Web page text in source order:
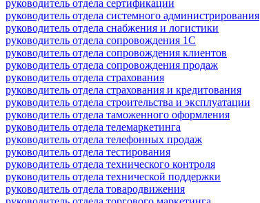
руководитель отдела сертификации
руководитель отдела системного администрирования
руководитель отдела снабжения и логистики
руководитель отдела сопровождения 1С
руководитель отдела сопровождения клиентов
руководитель отдела сопровождения продаж
руководитель отдела страхования
руководитель отдела страхования и кредитования
руководитель отдела строительства и эксплуатации
руководитель отдела таможенного оформления
руководитель отдела телемаркетинга
руководитель отдела телефонных продаж
руководитель отдела тестирования
руководитель отдела технического контроля
руководитель отдела технической поддержки
руководитель отдела товародвижения